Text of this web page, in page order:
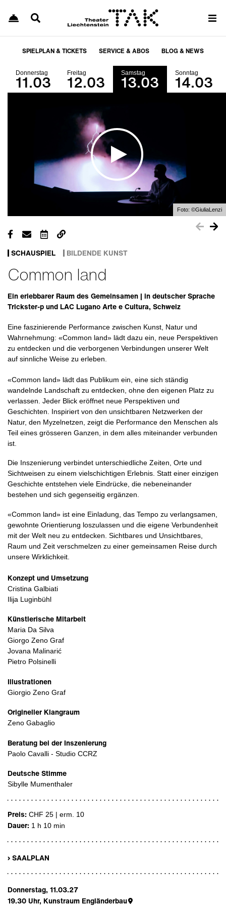
SPIELPLAN & TICKETS SERVICE & ABOS BLOG & NEWS
Donnerstag
11.03 Freitag
12.03 Samstag
13.03 Sonntag
14.03
Foto: ©GiuliaLenzi
SCHAUSPIEL BILDENDE KUNST
Common land
Ein erlebbarer Raum des Gemeinsamen | in deutscher Sprache
Trickster-p und LAC Lugano Arte e Cultura, Schweiz
Eine faszinierende Performance zwischen Kunst, Natur und
Wahrnehmung: «Common land» lädt dazu ein, neue Perspektiven
zu entdecken und die verborgenen Verbindungen unserer Welt
auf sinnliche Weise zu erleben.
«Common land» lädt das Publikum ein, eine sich ständig
wandelnde Landschaft zu entdecken, ohne den eigenen Platz zu
verlassen. Jeder Blick eröffnet neue Perspektiven und
Geschichten. Inspiriert von den unsichtbaren Netzwerken der
Natur, den Myzelnetzen, zeigt die Performance den Menschen als
Teil eines grösseren Ganzen, in dem alles miteinander verbunden
ist.
Die Inszenierung verbindet unterschiedliche Zeiten, Orte und
Sichtweisen zu einem vielschichtigen Erlebnis. Statt einer einzigen
Geschichte entstehen viele Eindrücke, die nebeneinander
bestehen und sich gegenseitig ergänzen.
«Common land» ist eine Einladung, das Tempo zu verlangsamen,
gewohnte Orientierung loszulassen und die eigene Verbundenheit
mit der Welt neu zu entdecken. Sichtbares und Unsichtbares,
Raum und Zeit verschmelzen zu einer gemeinsamen Reise durch
unsere Wirklichkeit.
Konzept und Umsetzung
Cristina Galbiati
Ilija Luginbühl
Künstlerische Mitarbeit
Maria Da Silva
Giorgo Zeno Graf
Jovana Malinarić
Pietro Polsinelli
Illustrationen
Giorgio Zeno Graf
Origineller Klangraum
Zeno Gabaglio
Beratung bei der Inszenierung
Paolo Cavalli - Studio CCRZ
Deutsche Stimme
Sibylle Mumenthaler
Preis: CHF 25 | erm. 10
Dauer: 1 h 10 min
› SAALPLAN
Donnerstag, 11.03.27
19.30 Uhr, Kunstraum Engländerbau